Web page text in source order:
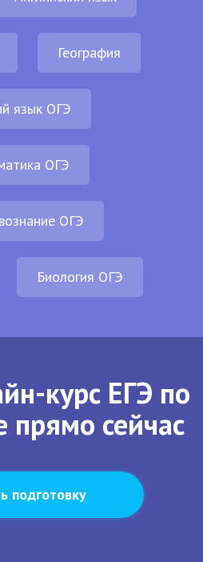
География
язык ОГЭ
ОГЭ
ОГЭ
Биология ОГЭ
курс ЕГЭ по
прямо сейчас
подготовку